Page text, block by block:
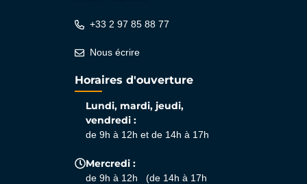
+33 2 97 85 88 77
Nous écrire
Horaires d'ouverture
Lundi, mardi, jeudi,
vendredi :
de 9h à 12h et de 14h à 17h
Mercredi :
de 9h à 12h (de 14h à 17h